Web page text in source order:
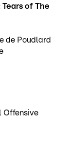
of The
de Poudlard
Offensive